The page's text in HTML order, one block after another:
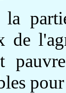
de